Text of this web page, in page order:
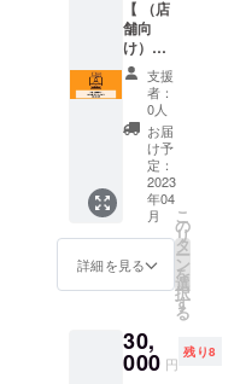
レなど
のネコ
用品の
洗浄、
除菌、
消臭 ・
使用期
限：開
封後6ヶ
月以内
を推奨
・製造
来ラボ
株式会
コン
サート
やイベ
ントな
どの荷
物が多
いとき
や、
ちょっ
とした
旅行に
も。 も
ちろん
普段の
クとし
ても
使って
【 （店
舗向
け）
Web集
客アド
バイ
ス】
"Web業
界在籍
10年以
上の
Webプ
ラン
ナーが
Google
マイビ
とLINE
公式ア
カウン
支援
者：
0人
お届
け予
定：
2023
年04
月
詳細を見る
こ
の
リ
タ
ー
ン
を
選
択
す
る
30,
000 円
残り8